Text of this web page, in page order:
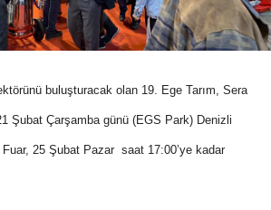
buluşturacak olan 19. Ege Tarım, Sera
Şubat Çarşamba günü (EGS Park) Denizli
Fuar, 25 Şubat Pazar saat 17:00’ye kadar